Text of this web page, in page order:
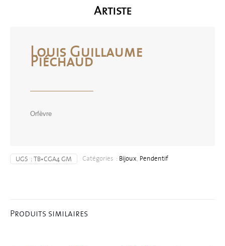
Artiste
Louis Guillaume
Piéchaud
Orfèvre
UGS :TB•CGA4 GM Catégories : Bijoux, Pendentif
Produits similaires